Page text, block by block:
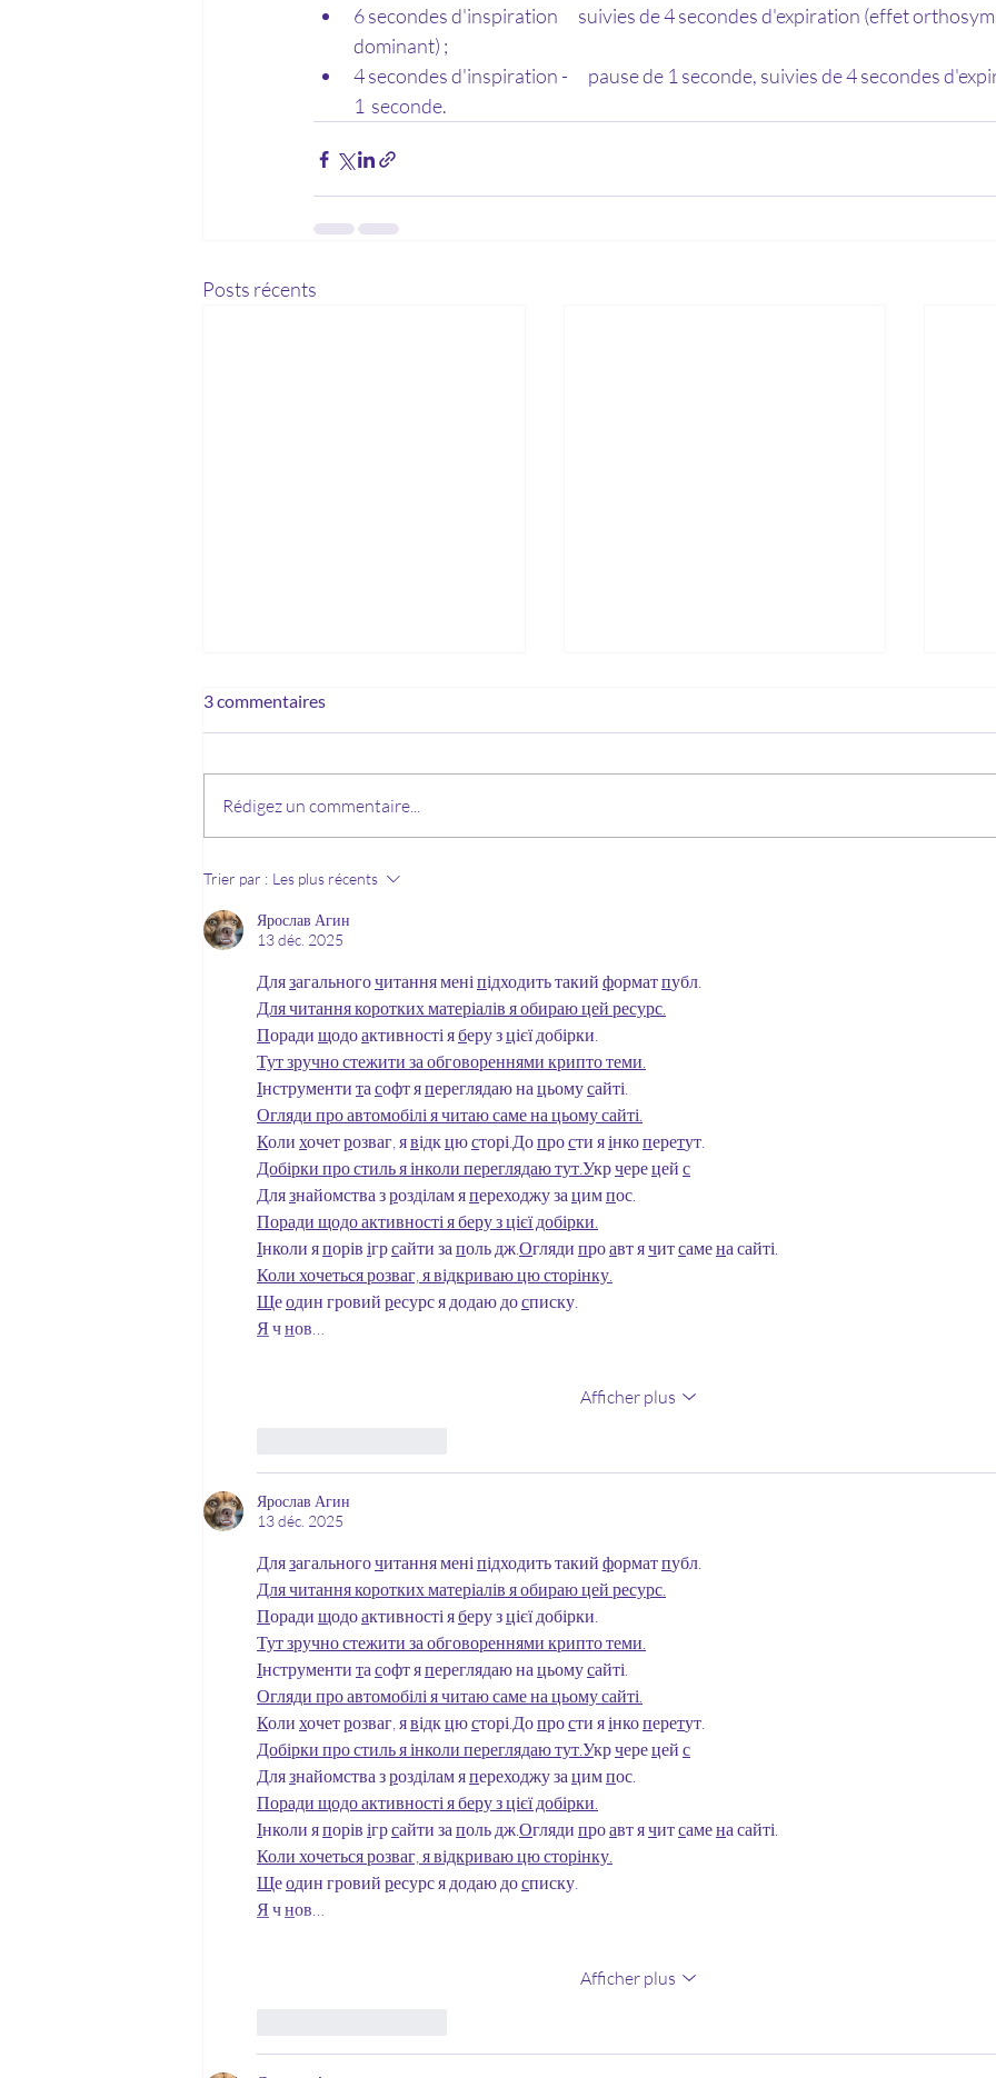
6 secondes d'inspiration      suivies de 4 secondes d'expiration (effet
dominant) ;
4 secondes d'inspiration -      pause de 1 seconde, suivies de 4 secondes
1  seconde.
Posts récents
🌈 La guérison par les couleurs
complémentaire subtile pour
l’âme et le corps
Les
3 commentaires
Rédigez un commentaire...
Trier par : Les plus récents
Ярослав Агин
13 déc. 2025
Для загального читання мені підходить такий формат публ.
Для читання коротких матеріалів я обираю цей ресурс.
Поради щодо активності я беру з цієї добірки.
Тут зручно стежити за обговореннями крипто теми.
Інструменти та софт я переглядаю на цьому сайті.
Огляди про автомобілі я читаю саме на цьому сайті.
Коли хочет розваг, я відк цю сторі. До про сти я інко перетут.
Добірки про стиль я інколи переглядаю тут.Укр чере цей с
Для знайомства з розділам я переходжу за цим пос.
Поради щодо активності я беру з цієї добірки.
Інколи я порів ігр сайти за поль дж.Огляди про авт я чит саме на сайті.
Коли хочеться розваг, я відкриваю цю сторінку.
Ще один гровий ресурс я додаю до списку.
Я ч нов…
Afficher plus
Ярослав Агин
13 déc. 2025
Для загального читання мені підходить такий формат публ.
Для читання коротких матеріалів я обираю цей ресурс.
Поради щодо активності я беру з цієї добірки.
Тут зручно стежити за обговореннями крипто теми.
Інструменти та софт я переглядаю на цьому сайті.
Огляди про автомобілі я читаю саме на цьому сайті.
Коли хочет розваг, я відк цю сторі. До про сти я інко перетут.
Добірки про стиль я інколи переглядаю тут.Укр чере цей с
Для знайомства з розділам я переходжу за цим пос.
Поради щодо активності я беру з цієї добірки.
Інколи я порів ігр сайти за поль дж.Огляди про авт я чит саме на сайті.
Коли хочеться розваг, я відкриваю цю сторінку.
Ще один гровий ресурс я додаю до списку.
Я ч нов…
Afficher plus